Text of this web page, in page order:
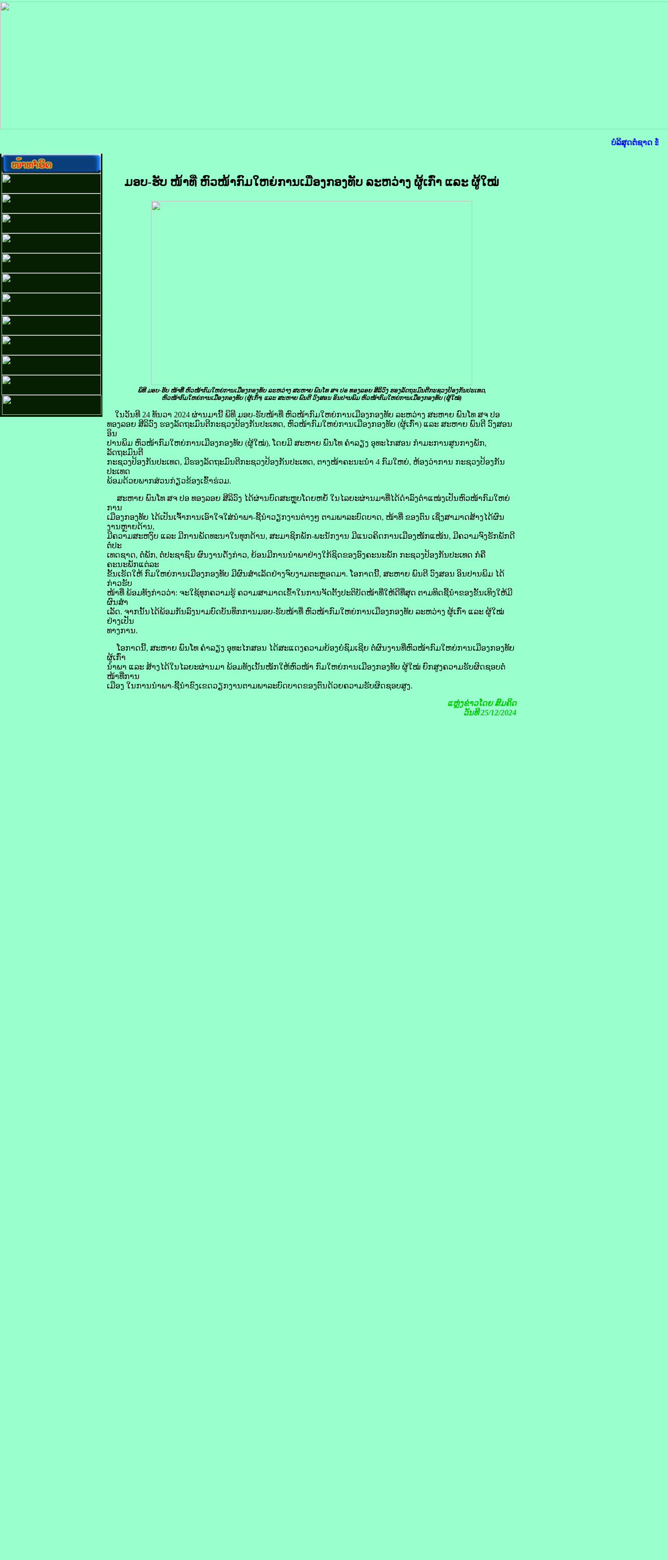
ບໍລິສຸດຕໍ່ຊາດ ຮັບ
ມອບ-ຮັບ ໜ້າທີ່ ຫົວໜ້າກົມໃຫຍ່ການເມືອງກອງທັບ ລະຫວ່າງ ຜູ້ເກົ່າ ແລະ ຜູ້ໃໝ່
ພິທີ ມອບ-ຮັບ ໜ້າທີ່ ຫົວໜ້າກົມໃຫຍ່ການເມືອງກອງທັບ ລະຫວ່າງ ສະຫາຍ ພົນໂທ ສຈ ປອ ທອງລອຍ ສີລິວົງ ຮອງລັດຖະມົນຕີກະຊວງປ້ອງກັນປະເທດ,
ຫົວໜ້າກົມໃຫຍ່ການເມືອງກອງທັບ (ຜູ້ເກົ່າ) ແລະ ສະຫາຍ ພົນຕີ ວົງສອນ ອິນປານພິມ ຫົວໜ້າກົມໃຫຍ່ການເມືອງກອງທັບ (ຜູ້ໃໝ່)
ໃນ​ວັນ​ທີ 24 ທັນວາ 2024 ຜ່ານ​ມາ​ນີ້ ພິທີ ມອບ-ຮັບໜ້າທີ່ ຫົວໜ້າກົມໃຫຍ່ການເມືອງກອງທັບ ລະຫວ່າງ ສະຫາຍ ພົນໂທ ສຈ ປອ
ທອງລອຍ ສີລິວົງ ຮອງລັດຖະມົນຕີກະຊວງປ້ອງກັນປະເທດ, ຫົວໜ້າກົມໃຫຍ່ການເມືອງກອງທັບ (ຜູ້ເກົ່າ) ແລະ ສະຫາຍ ພົນຕີ ວົງສອນ
ອິນ
ປານພິມ ຫົວໜ້າກົມໃຫຍ່ການເມືອງກອງທັບ (ຜູ້ໃໝ່), ໂດຍມີ ສະຫາຍ ພົນໂທ ຄໍາລຽງ ອຸທະໄກສອນ ກໍາມະການສູນກາງພັກ,
ລັດຖະມົນຕີ
ກະຊວງປ້ອງກັນປະເທດ, ມີຮອງລັດຖະມົນຕີກະຊວງປ້ອງກັນປະເທດ, ຕາງໜ້າຄະນະນໍາ 4 ກົມໃຫຍ່, ຫ້ອງວ່າການ ກະຊວງປ້ອງກັນ
ປະເທດ
ພ້ອມດ້ວຍພາກສ່ວນກ່ຽວຂ້ອງເຂົ້າຮ່ວມ.
ສະຫາຍ ພົນໂທ ສຈ ປອ ທອງລອຍ ສີລິວົງ ໄດ້ຜ່ານບົດສະຫຼຸບໂດຍຫຍໍ້ ໃນໄລຍະຜ່ານມາທີ່ໄດ້ດຳລົງຕຳແໜ່ງເປັນຫົວໜ້າກົມໃຫຍ່
ການ
ເມືອງກອງທັບ ໄດ້ເປັນເຈົ້າການເອົາໃຈໃສ່ນໍາພາ-ຊີ້ນຳວຽກງານຕ່າງໆ ຕາມພາລະບົດບາດ, ໜ້າທີ່ ຂອງຕົນ ເຊິ່ງສາມາດສ້າງໄດ້ຜົນ
ງານຫຼາຍດ້ານ,
ມີຄວາມສະຫງົບ ແລະ ມີການພັດທະນາໃນທຸກດ້ານ, ສະມາຊິກພັກ-ພະນັກງານ ມີແນວຄິດການເມືອງໜັກແໜ້ນ, ມີຄວາມຈົງຮັກພັກດີ
ຕໍ່ປະ
ເທດຊາດ, ຕໍ່ພັກ, ຕໍ່ປະຊາຊົນ ຜົນງານດັ່ງກ່າວ, ຍ້ອນມີການນໍາພາຢ່າງໃກ້ຊິດຂອງອົງຄະນະພັກ ກະຊວງປ້ອງກັນປະເທດ ກໍຄື
ຄະນະພັກແຕ່ລະ
ຂັ້ນເຮັດໃຫ້ ກົມໃຫຍ່ການເມືອງກອງທັບ ມີຜົນສໍາເລັດຢ່າງຈົບງາມຕະຫຼອດມາ. ໂອກາດນີ້, ສະຫາຍ ພົນຕີ ວົງສອນ ອິນປານພິມ ໄດ້
ກ່າວຮັບ
ໜ້າທີ່ ພ້ອມທັງກ່າວວ່າ: ຈະໃຊ້ທຸກຄວາມຮູ້ ຄວາມສາມາດເຂົ້າໃນການຈັດຕັ້ງປະຕິບັດໜ້າທີ່ໃຫ້ດີທີ່ສຸດ ຕາມທິດຊີ້ນໍາຂອງຂັ້ນເທິງໃຫ້ມີ
ຜົນສໍາ
ເລັດ. ຈາກນັ້ນໄດ້ພ້ອມກັນລົງນາມບົດບັນທຶກການມອບ-ຮັບໜ້າທີ່ ຫົວໜ້າກົມໃຫຍ່ການເມືອງກອງທັບ ລະຫວ່າງ ຜູ້ເກົ່າ ແລະ ຜູ້ໃໝ່
ຢ່າງເປັນ
ທາງການ.
ໂອກາດນີ້, ສະຫາຍ ພົນໂທ ຄໍາລຽງ ອຸທະໄກສອນ ໄດ້ສະແດງຄວາມຍ້ອງຍໍຊົມເຊີຍ ຕໍ່ຜົນງານທີ່ຫົວໜ້າກົມໃຫຍ່ການເມືອງກອງທັບ
ຜູ້ເກົ່າ
ນໍາພາ ແລະ ສ້າງໄດ້ໃນໄລຍະຜ່ານມາ ພ້ອມທັງເນັ້ນໜັກໃຫ້ຫົວໜ້າ ກົມໃຫຍ່ການເມືອງກອງທັບ ຜູ້ໃໝ່ ຍົກສູງຄວາມຮັບຜິດຊອບຕໍ່
ໜ້າທີ່ການ
ເມືອງ ໃນການນໍາພາ-ຊີ້ນໍາຂົງເຂດວຽກງານຕາມພາລະບົດບາດຂອງຕົນດ້ວຍຄວາມຮັບຜິດຊອບສູງ.
ແຫຼ່ງຂ່າວໂດຍສົມຄິດ
ວັນທີ 25/12/2024